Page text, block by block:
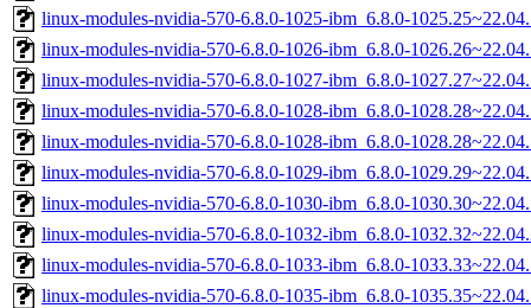
linux-modules-nvidia-570-6.8.0-1025-ibm_6.8.0-
linux-modules-nvidia-570-6.8.0-1026-ibm_6.8.0-
linux-modules-nvidia-570-6.8.0-1027-ibm_6.8.0-
linux-modules-nvidia-570-6.8.0-1028-ibm_6.8.0-
linux-modules-nvidia-570-6.8.0-1028-ibm_6.8.0-
linux-modules-nvidia-570-6.8.0-1029-ibm_6.8.0-
linux-modules-nvidia-570-6.8.0-1030-ibm_6.8.0-
linux-modules-nvidia-570-6.8.0-1032-ibm_6.8.0-
linux-modules-nvidia-570-6.8.0-1033-ibm_6.8.0-
linux-modules-nvidia-570-6.8.0-1035-ibm_6.8.0-